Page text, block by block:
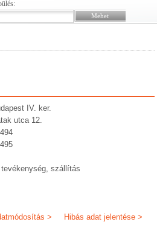
IV. ker.
utca 12.
tevékenység, szállítás
Hibás adat jelentése >
>